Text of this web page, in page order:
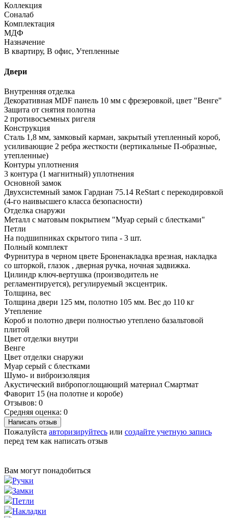
Коллекция
Соналаб
Комплектация
МДФ
Назначение
В квартиру, В офис, Утепленные
Двери
Внутренняя отделка
Декоративная MDF панель 10 мм с фрезеровкой, цвет "Венге"
Защита от снятия полотна
2 противосъемных ригеля
Конструкция
Сталь 1,8 мм, замковый карман, закрытый утепленный короб,
усиливающие 2 ребра жесткости (вертикальные П-образные,
утепленные)
Контуры уплотнения
3 контура (1 магнитный) уплотнения
Основной замок
Двухсистемный замок Гардиан 75.14 ReStart с перекодировкой
(4-го наивысшего класса безопасности)
Отделка снаружи
Металл с матовым покрытием "Муар серый с блестками"
Петли
На подшипниках скрытого типа - 3 шт.
Полный комплект
Фурнитура в черном цвете Броненакладка врезная, накладка
со шторкой, глазок , дверная ручка, ночная задвижка.
Цилиндр ключ-вертушка (производитель не
регламентируется), регулируемый эксцентрик.
Толщина, вес
Толщина двери 125 мм, полотно 105 мм. Вес до 110 кг
Утепление
Короб и полотно двери полностью утеплено базальтовой
плитой
Цвет отделки внутри
Венге
Цвет отделки снаружи
Муар серый с блестками
Шумо- и виброизоляция
Акустический вибропоглощающий материал Смартмат
Фаворит 15 (на полотне и коробе)
Отзывов: 0
Средняя оценка: 0
Написать отзыв
Пожалуйста авторизируйтесь или создайте учетную запись
перед тем как написать отзыв
Вам могут понадобиться
Ручки
Замки
Петли
Накладки